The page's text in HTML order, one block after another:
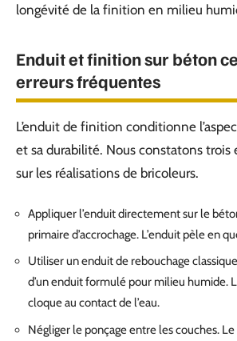
longévité de la finition en milieu
Enduit et finition sur béton
erreurs fréquentes
L’enduit de finition conditionne
et sa durabilité. Nous constatons trois
sur les réalisations de bricoleurs.
Appliquer l’enduit directement sur le
primaire d’accrochage. L’enduit pèle en
Utiliser un enduit de rebouchage
d’un enduit formulé pour milieu humide.
cloque au contact de l’eau.
Négliger le ponçage entre les couches.